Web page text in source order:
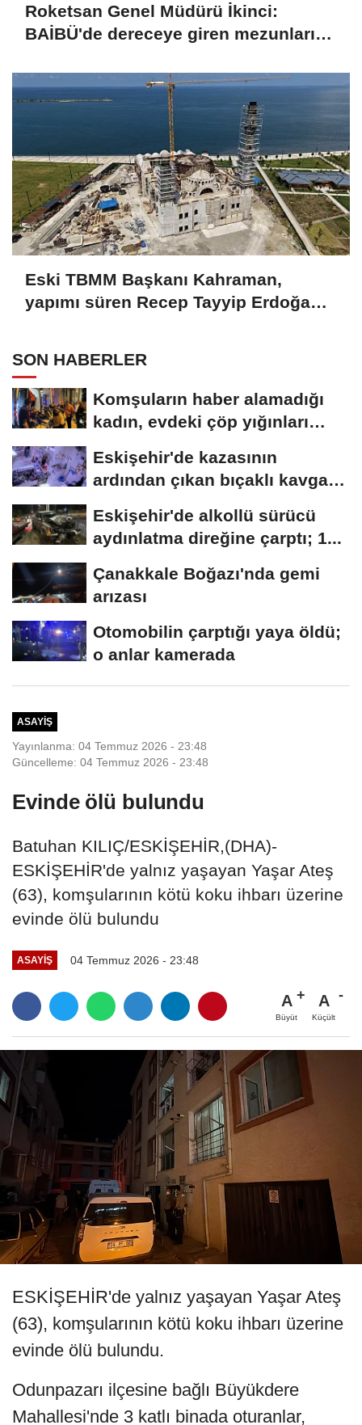
Roketsan Genel Müdürü İkinci:
BAİBÜ'de dereceye giren mezunları
Eski TBMM Başkanı Kahraman,
yapımı süren Recep Tayyip Erdoğan
SON HABERLER
Komşuların haber alamadığı
kadın, evdeki çöp yığınları
Eskişehir'de kazasının
ardından çıkan bıçaklı kavga
Eskişehir'de alkollü sürücü
aydınlatma direğine çarptı; 1...
Çanakkale Boğazı'nda gemi
arızası
Otomobilin çarptığı yaya öldü;
o anlar kamerada
ASAYIŞ
Yayınlanma: 04 Temmuz 2026 - 23:48
Güncelleme: 04 Temmuz 2026 - 23:48
Evinde ölü bulundu
Batuhan KILIÇ/ESKİŞEHİR,(DHA)-
ESKİŞEHİR'de yalnız yaşayan Yaşar Ateş
(63), komşularının kötü koku ihbarı üzerine
evinde ölü bulundu
ASAYIŞ 04 Temmuz 2026 - 23:48
A
Büyüt
A
Küçült
ESKİŞEHİR'de yalnız yaşayan Yaşar Ateş
(63), komşularının kötü koku ihbarı üzerine
evinde ölü bulundu.
Odunpazarı ilçesine bağlı Büyükdere
Mahallesi'nde 3 katlı binada oturanlar,